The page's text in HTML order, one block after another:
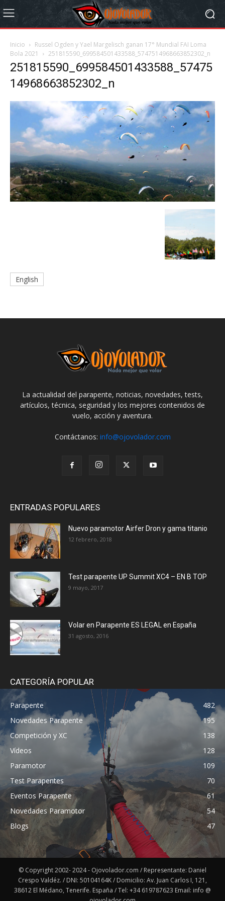
Inicio
Russel Ogden y Yael Margelisch ganan 17° Mundial FAI Loma
Bola 2021
251815590_699584501433588_5747514968663852302_n
251815590_699584501433588_57475
14968663852302_n
English
La actualidad del parapente, noticias, novedades, tests,
artículos, técnica, seguridad y los mejores contenidos de
vuelo, acción y aventura.
Contáctanos: info@ojovolador.com
ENTRADAS POPULARES
Nuevo paramotor Airfer Dron y gama titanio
12 febrero, 2018
Test parapente UP Summit XC4 – EN B TOP
9 mayo, 2017
Volar en Parapente ES LEGAL en España
31 agosto, 2016
CATEGORÍA POPULAR
Parapente
482
Novedades Parapente
195
Competición y XC
138
Vídeos
128
Paramotor
109
Test Parapentes
70
Eventos Parapente
61
Novedades Paramotor
54
Blogs
47
© Copyright 2002- 2024 - Ojovolador.com / Representante: Daniel
Crespo Valdéz. / DNI: 50104164K / Domicilio: Av. Juan Carlos I, 121,
38612 El Médano, Tenerife. España / Tel: +34 619787623 Email: info @